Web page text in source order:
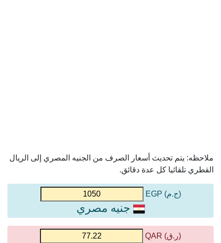
ملاحظه: يتم تحديث أسعار الصرف من الجنيه المصري إلى الريال
القطري تلقائيا كل عدة دقائق.
(ج.م) EGP
جنيه مصري
(ر.ق) QAR